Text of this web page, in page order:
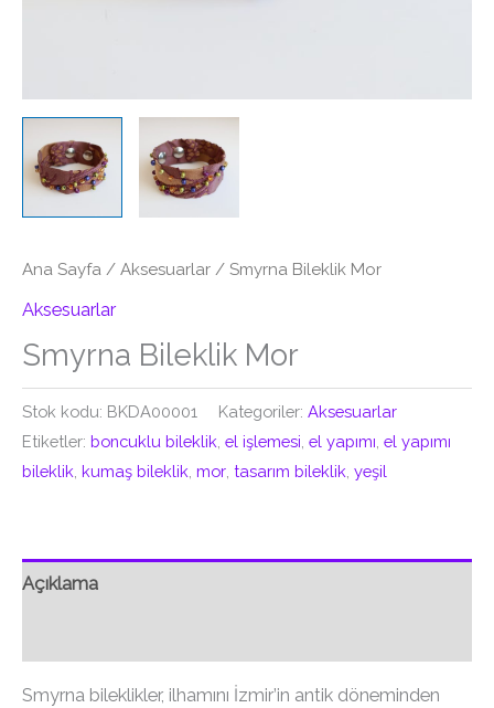
Ana Sayfa / Aksesuarlar / Smyrna Bileklik Mor
Aksesuarlar
Smyrna Bileklik Mor
Stok kodu: BKDA00001 Kategoriler: Aksesuarlar
Etiketler: boncuklu bileklik, el işlemesi, el yapımı, el yapımı
bileklik, kumaş bileklik, mor, tasarım bileklik, yeşil
Açıklama
Smyrna bileklikler, ilhamını İzmir’in antik döneminden